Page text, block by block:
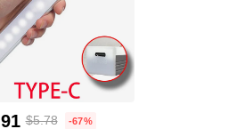
$5.78 -67%